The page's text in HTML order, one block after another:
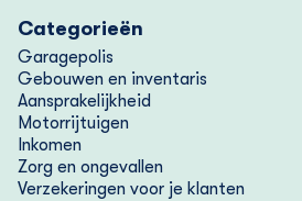
Categorieën
Garagepolis
Gebouwen en inventaris
Aansprakelijkheid
Motorrijtuigen
Inkomen
Zorg en ongevallen
Verzekeringen voor je klanten